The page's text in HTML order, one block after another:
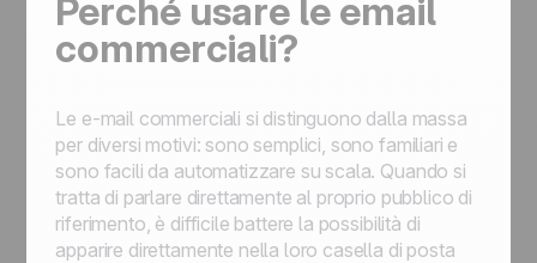
Perché usare le email
commerciali?
Le e-mail commerciali si distinguono dalla massa
per diversi motivi: sono semplici, sono familiari e
sono facili da automatizzare su scala. Quando si
tratta di parlare direttamente al proprio pubblico di
riferimento, è difficile battere la possibilità di
apparire direttamente nella loro casella di posta